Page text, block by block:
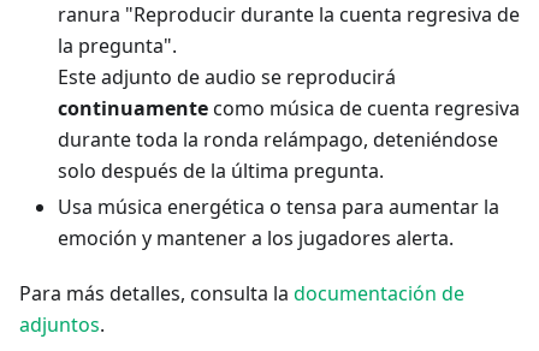
ranura "Reproducir durante la cuenta regresiva de
la pregunta".
Este adjunto de audio se reproducirá
continuamentecomo música de cuenta regresiva
durante toda la ronda relámpago, deteniéndose
solo después de la última pregunta.
Usa música energética o tensa para aumentar la
emoción y mantener a los jugadores alerta.
Para más detalles, consulta la documentación de
adjuntos.